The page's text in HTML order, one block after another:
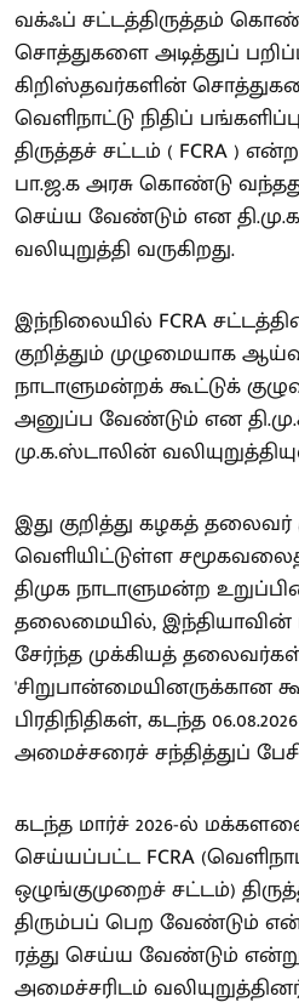
வக்ஃப் சட்டத்திருத்தம்
சொத்துகளை அடித்துப்
கிறிஸ்தவர்களின்
வெளிநாட்டு நிதிப்
திருத்தச் சட்டம் ( FCRA )
பா.ஜ.க அரசு கொண்டு
செய்ய வேண்டும் என
வலியுறுத்தி வருகிறது.
இந்நிலையில் FCRA
குறித்தும் முழுமையாக
நாடாளுமன்றக் கூட்டுக்
அனுப்ப வேண்டும் என
மு.க.ஸ்டாலின்
இது குறித்து கழகத்
வெளியிட்டுள்ள
திமுக நாடாளுமன்ற
தலைமையில்,
சேர்ந்த முக்கியத்
'சிறுபான்மையினருக்கான
பிரதிநிதிகள், கடந்த
அமைச்சரைச் சந்தித்துப்
கடந்த மார்ச் 2026-ல்
செய்யப்பட்ட FCRA
ஒழுங்குமுறைச் சட்டம்)
திரும்பப் பெற வேண்டும்
ரத்து செய்ய வேண்டும்
அமைச்சரிடம்